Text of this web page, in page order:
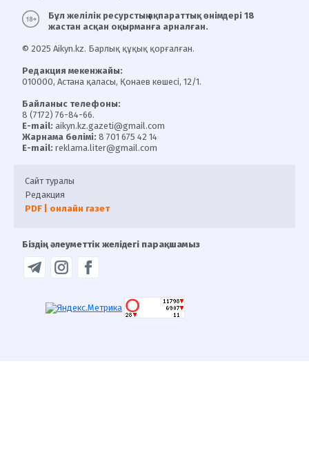
Бұл желілік ресурстың ақпараттық өнімдері 18
жастан асқан оқырманға арналған.
© 2025 Aikyn.kz. Барлық құқық қорғалған.
Редакция мекенжайы:
010000, Астана қаласы, Қонаев көшесі, 12/1.
Байланыс телефоны:
8 (7172) 76-84-66.
E-mail: aikyn.kz.gazeti@gmail.com
Жарнама бөлімі: 8 701 675 42 14
E-mail: reklama.liter@gmail.com
Сайт туралы
Редакция
PDF | онлайн газет
Біздің әлеуметтік желідегі парақшамыз